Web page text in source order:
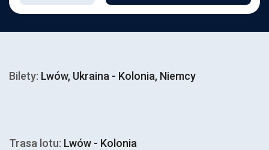
Bilety: Lwów, Ukraina - Kolonia, Niemcy
Trasa lotu: Lwów - Kolonia